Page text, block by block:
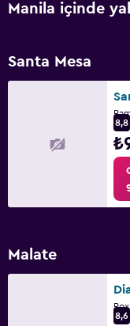
Manila içinde
Santa Mesa
8,8
Malate
8,6